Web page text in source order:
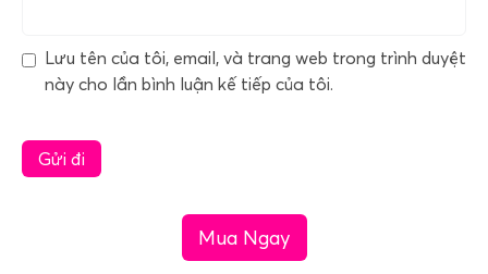
Lưu tên của tôi, email, và trang web trong trình duyệt
này cho lần bình luận kế tiếp của tôi.
Mua Ngay